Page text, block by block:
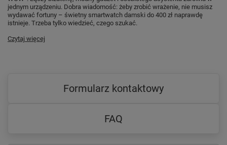
jednym urządzeniu. Dobra wiadomość: żeby zrobić wrażenie, nie musisz
wydawać fortuny – świetny smartwatch damski do 400 zł naprawdę
istnieje. Trzeba tylko wiedzieć, czego szukać.
Czytaj więcej
Formularz kontaktowy
FAQ